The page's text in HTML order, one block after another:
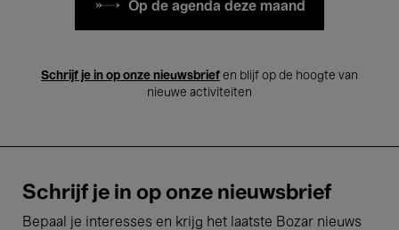
Op de agenda deze maand
Schrijf je in op onze nieuwsbrief en blijf op de hoogte van
nieuwe activiteiten
Schrijf je in op onze nieuwsbrief
Bepaal je interesses en krijg het laatste Bozar nieuws